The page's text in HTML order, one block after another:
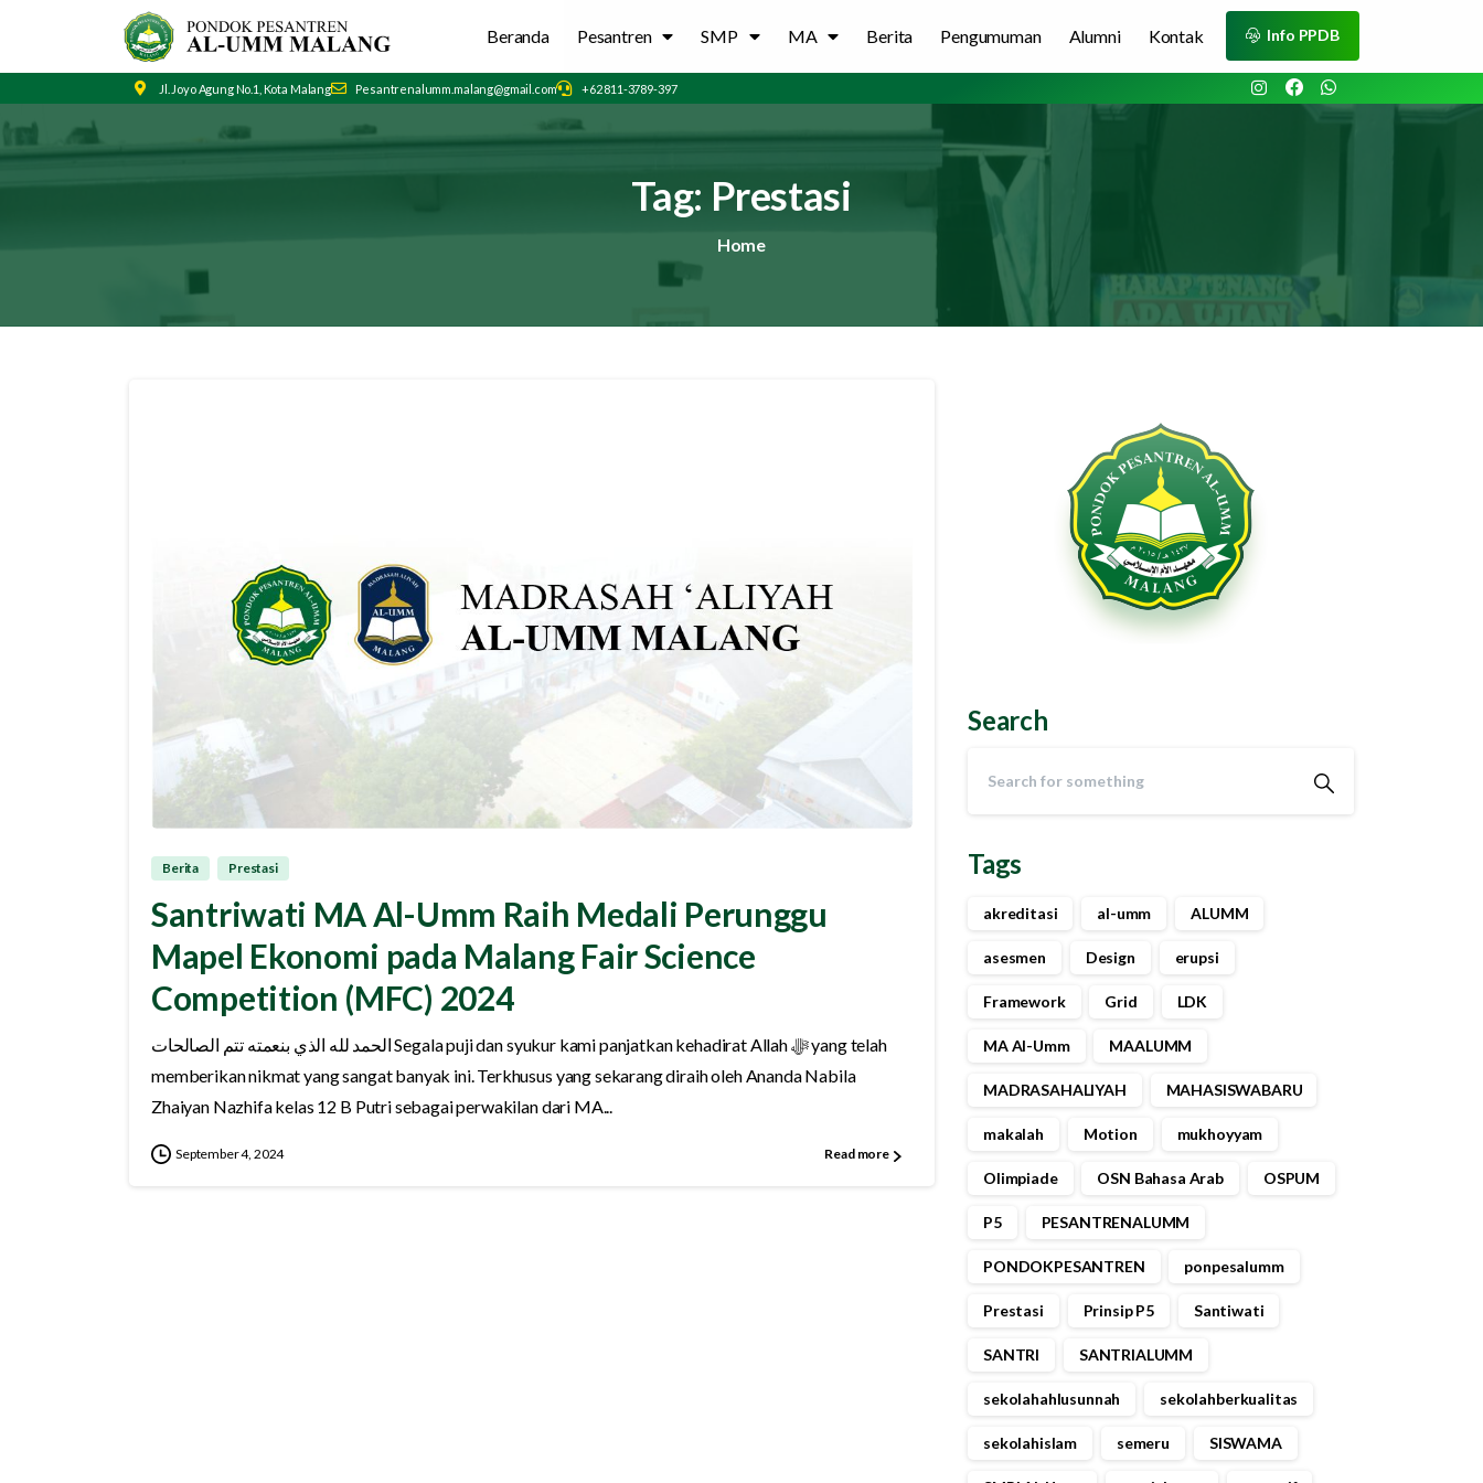
Beranda Pesantren SMP MA Berita Pengumuman Alumni Kontak Info PPDB
Jl. Joyo Agung No.1, Kota Malang Pesantrenalumm.malang@gmail.com +62 811-3789-397
Tag: Prestasi
Home
Berita Prestasi
Santriwati MA Al-Umm Raih Medali Perunggu
Mapel Ekonomi pada Malang Fair Science
Competition (MFC) 2024
الحمد لله الذي بنعمته تتم الصالحات Segala puji dan syukur kami panjatkan kehadirat Allah ﷻ yang telah
memberikan nikmat yang sangat banyak ini. Terkhusus yang sekarang diraih oleh Ananda Nabila
Zhaiyan Nazhifa kelas 12 B Putri sebagai perwakilan dari MA...
September 4, 2024 Read more
Search
Tags
akreditasi al-umm ALUMM
asesmen Design erupsi
Framework Grid LDK
MA Al-Umm MAALUMM
MADRASAHALIYAH MAHASISWABARU⁣⁣⁣⁣⁣⁣⁣⁣
makalah Motion mukhoyyam
Olimpiade OSN Bahasa Arab OSPUM
P5 PESANTRENALUMM
PONDOKPESANTREN ponpesalumm
Prestasi Prinsip P5 Santiwati
SANTRI SANTRIALUMM
sekolahahlusunnah sekolahberkualitas
sekolahislam semeru SISWAMA